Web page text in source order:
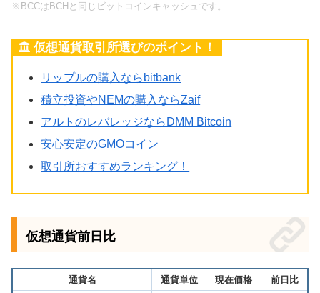
※BCCはBCHと同じビットコインキャッシュです。
仮想通貨取引所選びのポイント！
リップルの購入ならbitbank
積立投資やNEMの購入ならZaif
アルトのレバレッジならDMM Bitcoin
安心安定のGMOコイン
取引所おすすめランキング！
仮想通貨前日比
通貨名 通貨単位 現在価格 前日比